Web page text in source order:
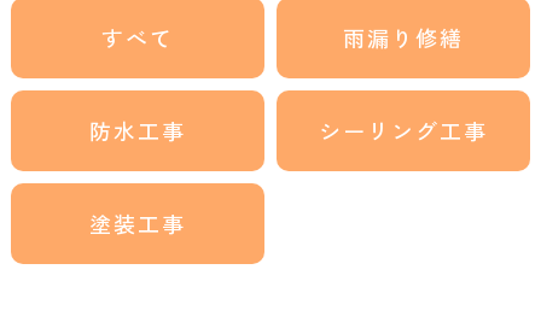
すべて 雨漏り修繕
防水工事 シーリング工事
塗装工事